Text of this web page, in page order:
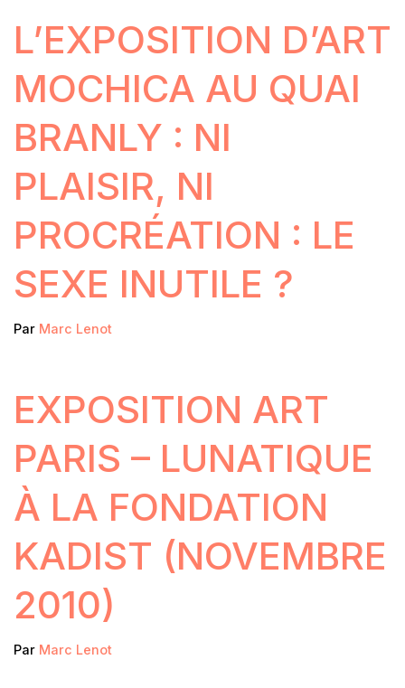
L’EXPOSITION D’ART
MOCHICA AU QUAI
BRANLY : NI
PLAISIR, NI
PROCRÉATION : LE
SEXE INUTILE ?
Par Marc Lenot
EXPOSITION ART
PARIS – LUNATIQUE
À LA FONDATION
KADIST (NOVEMBRE
2010)
Par Marc Lenot